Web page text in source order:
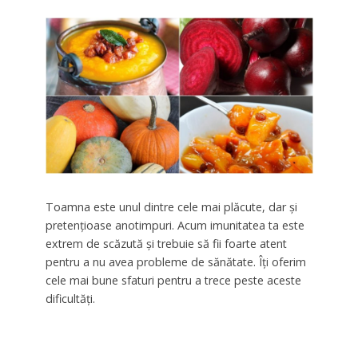
Toamna este unul dintre cele mai plăcute, dar şi
pretenţioase anotimpuri. Acum imunitatea ta este
extrem de scăzută şi trebuie să fii foarte atent
pentru a nu avea probleme de sănătate. Îţi oferim
cele mai bune sfaturi pentru a trece peste aceste
dificultăţi.